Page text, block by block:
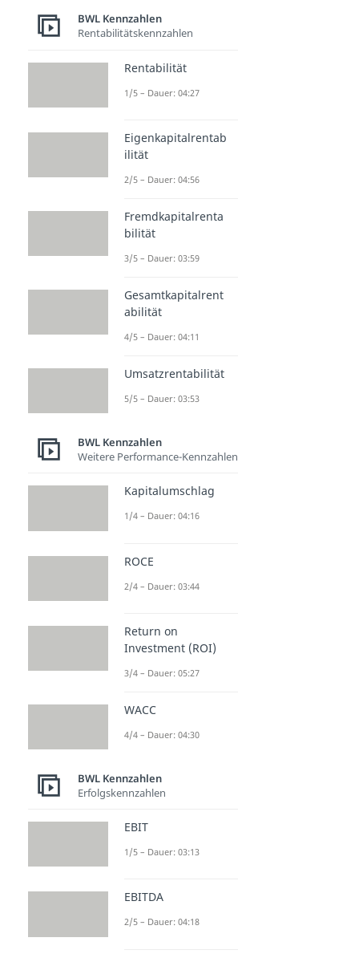
BWL Kennzahlen
Rentabilitätskennzahlen
Rentabilität
1/5 – Dauer: 04:27
Eigenkapitalrentab
ilität
2/5 – Dauer: 04:56
Fremdkapitalrenta
bilität
3/5 – Dauer: 03:59
Gesamtkapitalrent
abilität
4/5 – Dauer: 04:11
Umsatzrentabilität
5/5 – Dauer: 03:53
BWL Kennzahlen
Weitere Performance-Kennzahlen
Kapitalumschlag
1/4 – Dauer: 04:16
ROCE
2/4 – Dauer: 03:44
Return on
Investment (ROI)
3/4 – Dauer: 05:27
WACC
4/4 – Dauer: 04:30
BWL Kennzahlen
Erfolgskennzahlen
EBIT
1/5 – Dauer: 03:13
EBITDA
2/5 – Dauer: 04:18